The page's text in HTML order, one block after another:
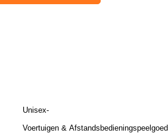
Unisex-
Voertuigen & Afstandsbedieningspeelgoed